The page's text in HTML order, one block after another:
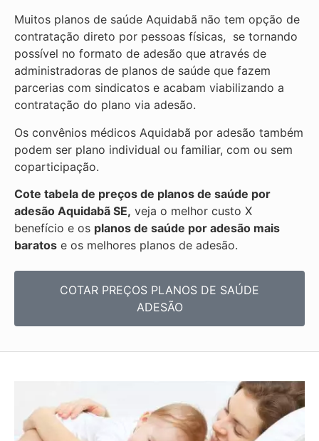
Muitos planos de saúde Aquidabã não tem opção de
contratação direto por pessoas físicas, se tornando
possível no formato de adesão que através de
administradoras de planos de saúde que fazem
parcerias com sindicatos e acabam viabilizando a
contratação do plano via adesão.
Os convênios médicos Aquidabã por adesão também
podem ser plano individual ou familiar, com ou sem
coparticipação.
Cote tabela de preços de planos de saúde por
adesão Aquidabã SE, veja o melhor custo X
benefício e os planos de saúde por adesão mais
baratos e os melhores planos de adesão.
COTAR PREÇOS PLANOS DE SAÚDE
ADESÃO